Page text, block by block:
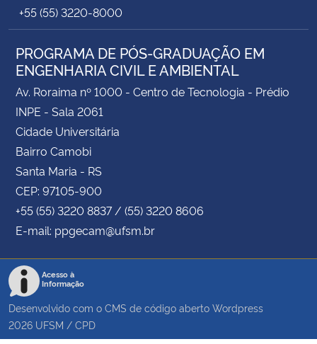
+55 (55) 3220-8000
PROGRAMA DE PÓS-GRADUAÇÃO EM
ENGENHARIA CIVIL E AMBIENTAL
Av. Roraima nº 1000 - Centro de Tecnologia - Prédio
INPE - Sala 2061
Cidade Universitária
Bairro Camobi
Santa Maria - RS
CEP: 97105-900
+55 (55) 3220 8837 / (55) 3220 8606
E-mail: ppgecam@ufsm.br
Acesso à
Informação
Desenvolvido com o CMS de código aberto Wordpress
2026 UFSM / CPD